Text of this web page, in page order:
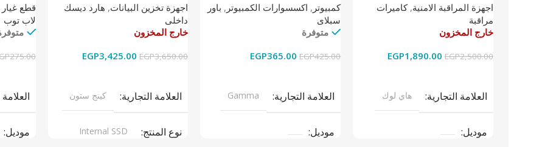
اجهزة المراقبة الامنية,كاميرات
مراقبة
خارج المخزون
EGP2,500.00
EGP1,890.00
العلامة التجارية هاي لوك
موديل
كمبيوتر , اكسسوارات الكمبيوتر , باور
سبلاى
متوفرة
EGP425.00
EGP365.00
العلامة التجارية Gamma
موديل
اجهزة تخزين البيانات, هارد ديسك
داخلى
خارج المخزون
EGP3,650.00
EGP3,425.00
العلامة التجارية كينج ستون
نوع المنتج Internal SSD
قطع
لاب توب
275.00
موديل